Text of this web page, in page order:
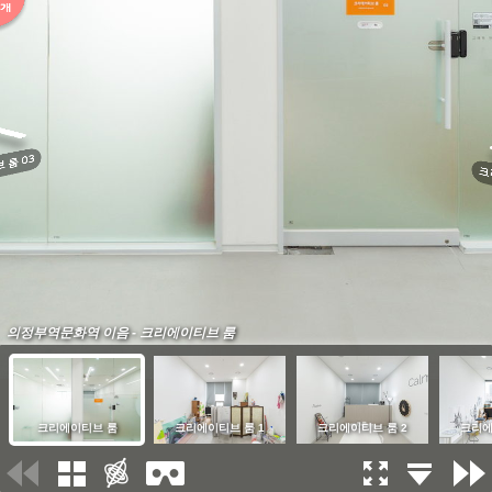
의정부역문화역 이음 - 크리에이티브 룸
크리에이티브 룸 크리에이티브 룸 1 크리에이티브 룸 2 크리